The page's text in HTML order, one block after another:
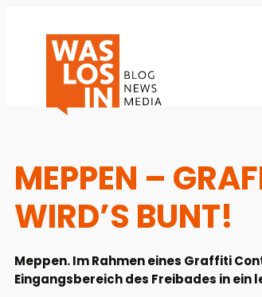
MEPPEN –
WIRD’S BUNT!
Meppen. Im Rahmen eines Graffiti
Eingangsbereich des Freibades in